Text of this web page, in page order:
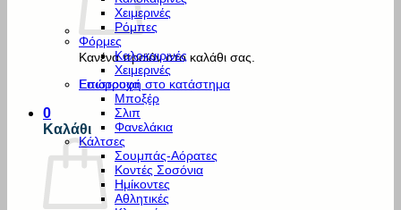
Κανένα προϊόν στο καλάθι σας.
Επιστροφή στο κατάστημα
0
Καλάθι
Χειμερινές
Ρόμπες
Φόρμες
Καλοκαιρινές
Χειμερινές
Εσώρουχα
Μποξέρ
Σλιπ
Φανελάκια
Κάλτσες
Σουμπάς-Αόρατες
Κοντές Σοσόνια
Ημίκοντες
Αθλητικές